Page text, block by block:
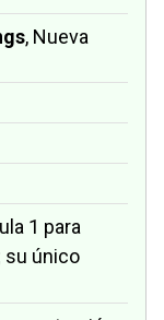
, Nueva
1 para
su único